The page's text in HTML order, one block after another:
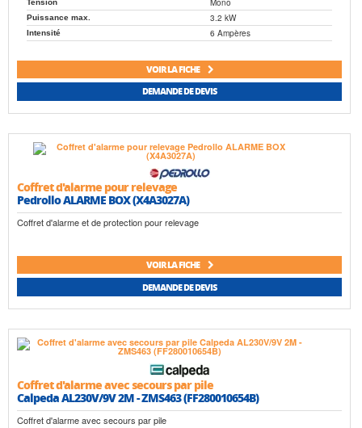
Puissance max. 3.2 kW
Intensité 6 Ampères
VOIR LA FICHE
DEMANDE DE DEVIS
Coffret d'alarme pour relevage
Pedrollo ALARME BOX (X4A3027A)
Coffret d'alarme et de protection pour relevage
VOIR LA FICHE
DEMANDE DE DEVIS
Coffret d'alarme avec secours par pile
Calpeda AL230V/9V 2M - ZMS463 (FF280010654B)
Coffret d'alarme avec secours par pile